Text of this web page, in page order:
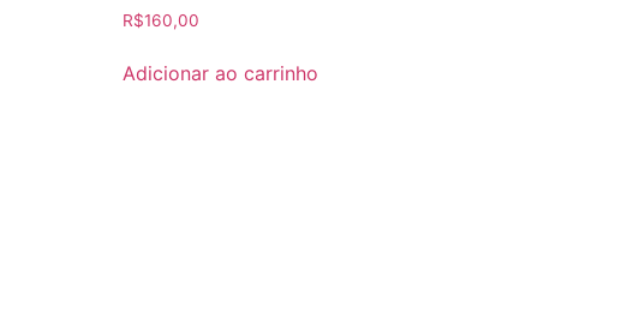
R$160,00
Adicionar ao carrinho